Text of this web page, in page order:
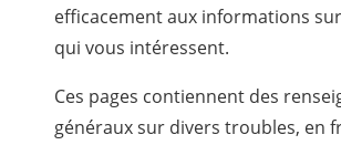
efficacement aux informations
qui vous intéressent.
Ces pages contiennent des
généraux sur divers troubles, en